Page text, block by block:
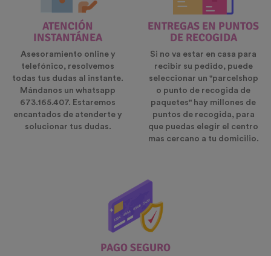
ATENCIÓN
INSTANTÁNEA
Asesoramiento online y
telefónico, resolvemos
todas tus dudas al instante.
Mándanos un whatsapp
673.165.407. Estaremos
encantados de atenderte y
solucionar tus dudas.
ENTREGAS EN PUNTOS
DE RECOGIDA
Si no va estar en casa para
recibir su pedido, puede
seleccionar un "parcelshop
o punto de recogida de
paquetes" hay millones de
puntos de recogida, para
que puedas elegir el centro
mas cercano a tu domicilio.
PAGO SEGURO